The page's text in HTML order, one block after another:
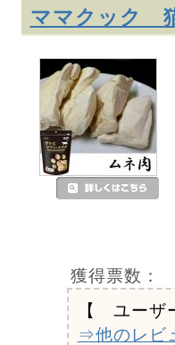
ママクック
獲得票数：
【 ユーザ
⇒他のレビ